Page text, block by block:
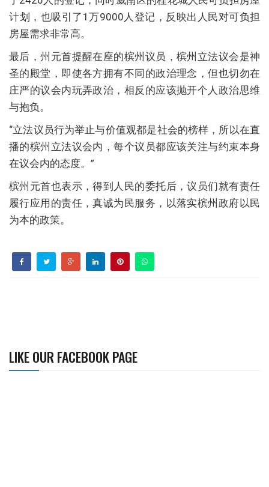
计划，也吸引了1万9000人登记，反映出人民对可负担
房屋需求非常高。
最后，州元首提醒在座的槟州议员，槟州立法议会是神
圣的殿堂，即使各方拥有不同的政治理念，但也切勿在
庄严的议会内玩弄政治，相反的应该抛开个人政治思维
与抱负。
“立法议员行为举止与价值观都是社会的榜样，所以在直
播的槟州立法议会内，每个议员都应该关注与约束本身
在议会内的态度。”
槟州元首也表示，得到人民的委托后，议员们就有责任
履行应用的责任，真诚为民服务，以落实槟州政府以民
为本的政策。
LIKE OUR FACEBOOK PAGE